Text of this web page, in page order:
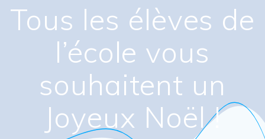
Tous les élèves de
l’école vous
souhaitent un
Joyeux Noël !